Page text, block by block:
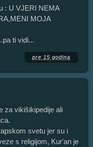
: U VJERI NEMA
MOJA
ti vidi...
pre 15 godina
za vikišikipedije ali
svetu jer su i
s religijom, Kur'an je